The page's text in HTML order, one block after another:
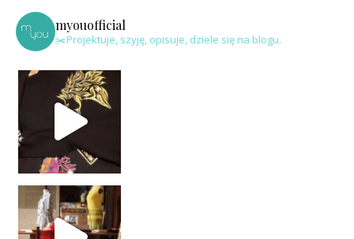
myouofficial
✂️Projektuje, szyję, opisuje, dziele się na blogu.